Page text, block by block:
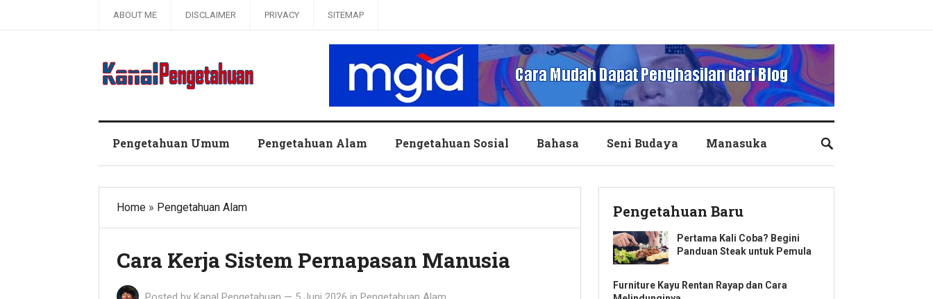
ABOUT ME DISCLAIMER PRIVACY SITEMAP
Pengetahuan Umum Pengetahuan Alam Pengetahuan Sosial Bahasa Seni Budaya Manasuka
Home » Pengetahuan Alam
Cara Kerja Sistem Pernapasan Manusia
Pengetahuan Baru
Pertama Kali Coba? Begini
Panduan Steak untuk Pemula
Furniture Kayu Rentan Rayap dan Cara